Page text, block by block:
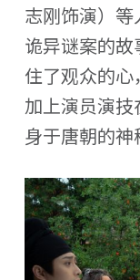
志刚饰演）
诡异谜案的
住了观众的心
加上演员演
身于唐朝的神